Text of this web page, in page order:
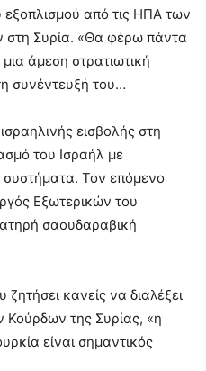
από τις ΗΠΑ των
στη Συρία. «Θα φέρω πάντα
άμεση στρατιωτική
συνέντευξή του…
εισβολής στη
του Ισραήλ με
Τον επόμενο
Εξωτερικών του
σαουδαραβική
κανείς να διαλέξει
Κούρδων της Συρίας, «η
είναι σημαντικός